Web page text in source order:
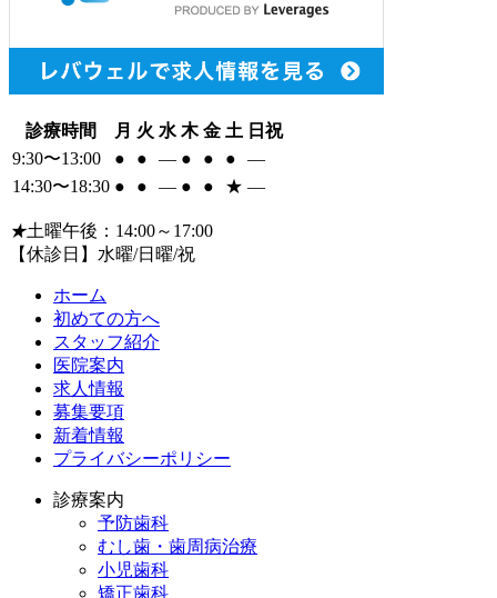
診療時間 月 火 水 木 金 土 日祝
9:30〜13:00
● ● ― ● ● ●
―
14:30〜18:30 ● ● ― ● ● ★ ―
★土曜午後：14:00～17:00
【休診日】水曜/日曜/祝
ホーム
初めての方へ
スタッフ紹介
医院案内
求人情報
募集要項
新着情報
プライバシーポリシー
診療案内
予防歯科
むし歯・歯周病治療
小児歯科
矯正歯科